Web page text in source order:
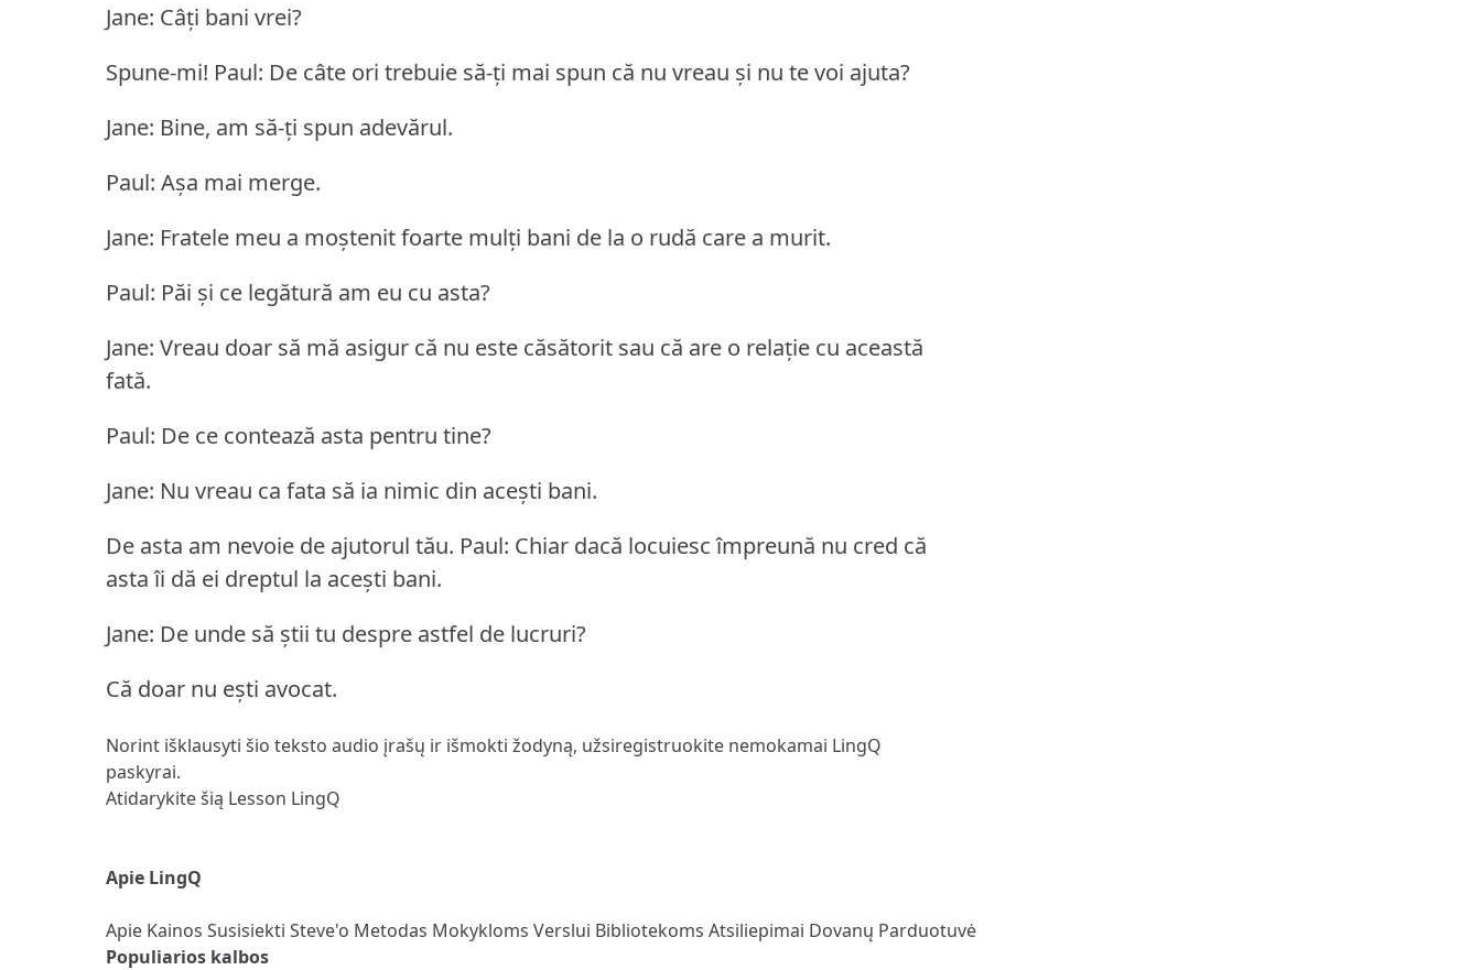
Jane: Câți bani vrei?
Spune-mi! Paul: De câte ori trebuie să-ți mai spun că nu vreau și nu te voi ajuta?
Jane: Bine, am să-ți spun adevărul.
Paul: Așa mai merge.
Jane: Fratele meu a moștenit foarte mulți bani de la o rudă care a murit.
Paul: Păi și ce legătură am eu cu asta?
Jane: Vreau doar să mă asigur că nu este căsătorit sau că are o relație cu această
fată.
Paul: De ce contează asta pentru tine?
Jane: Nu vreau ca fata să ia nimic din acești bani.
De asta am nevoie de ajutorul tău. Paul: Chiar dacă locuiesc împreună nu cred că
asta îi dă ei dreptul la acești bani.
Jane: De unde să știi tu despre astfel de lucruri?
Că doar nu ești avocat.
Norint išklausyti šio teksto audio įrašų ir išmokti žodyną, užsiregistruokite nemokamai LingQ
paskyrai.
Atidarykite šią Lesson LingQ
Apie LingQ
Apie Kainos Susisiekti Steve'o Metodas Mokykloms Verslui Bibliotekoms Atsiliepimai Dovanų Parduotuvė
Populiarios kalbos